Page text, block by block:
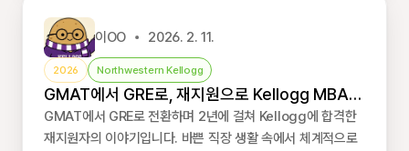
이OO 2026. 2. 11.
2026 Northwestern Kellogg
GMAT에서 GRE로, 재지원으로 Kellogg MBA
합격 후기
GMAT에서 GRE로 전환하며 2년에 걸쳐 Kellogg에 합격한
재지원자의 이야기입니다. 바쁜 직장 생활 속에서 체계적으로